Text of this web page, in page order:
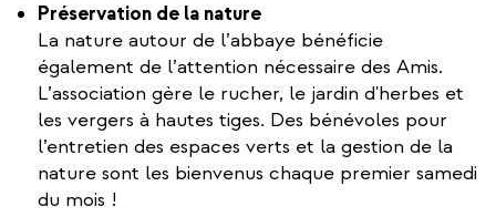
Préservation de la nature
La nature autour de l’abbaye bénéficie
également de l’attention nécessaire des Amis.
L’association gère le rucher, le jardin d'herbes et
les vergers à hautes tiges. Des bénévoles pour
l’entretien des espaces verts et la gestion de la
nature sont les bienvenus chaque premier samedi
du mois !